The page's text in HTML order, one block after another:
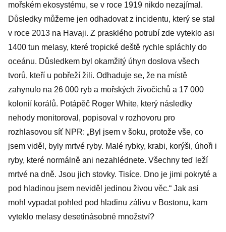
mořském ekosystému, se v roce 1919 nikdo nezajímal.
Důsledky můžeme jen odhadovat z incidentu, který se stal
v roce 2013 na Havaji. Z prasklého potrubí zde vyteklo asi
1400 tun melasy, které tropické deště rychle spláchly do
oceánu. Důsledkem byl okamžitý úhyn doslova všech
tvorů, kteří u pobřeží žili. Odhaduje se, že na místě
zahynulo na 26 000 ryb a mořských živočichů a 17 000
kolonií korálů. Potápěč Roger White, který následky
nehody monitoroval, popisoval v rozhovoru pro
rozhlasovou síť NPR: „Byl jsem v šoku, protože vše, co
jsem viděl, byly mrtvé ryby. Malé rybky, krabi, korýši, úhoři i
ryby, které normálně ani nezahlédnete. Všechny teď leží
mrtvé na dně. Jsou jich stovky. Tisíce. Dno je jimi pokryté a
pod hladinou jsem neviděl jedinou živou věc.“ Jak asi
mohl vypadat pohled pod hladinu zálivu v Bostonu, kam
vyteklo melasy desetinásobné množství?